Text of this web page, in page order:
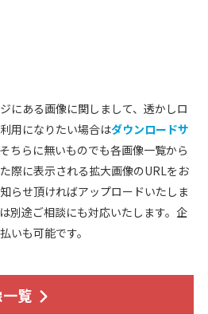
にある画像に関しまして、透かしロ
用になりたい場合はダウンロードサ
ちらに無いものでも各画像一覧から
際に表示される拡大画像のURLをお
らせ頂ければアップロードいたしま
別途ご相談にも対応いたします。企
いも可能です。
覧